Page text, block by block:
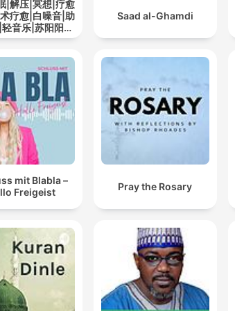
|解压|冥想|疗愈
疗愈|白噪音|助
音乐|苏阳阳频
道
Saad al-Ghamdi
mit Blabla –
Freigeist
Pray the Rosary